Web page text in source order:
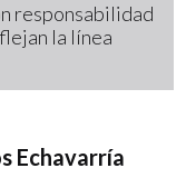
responsabilidad
la línea
Echavarría